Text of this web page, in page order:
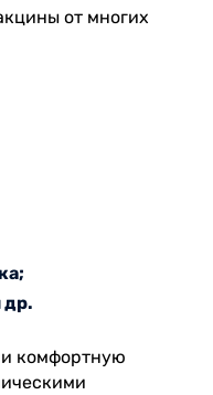
от многих
др.
комфортную